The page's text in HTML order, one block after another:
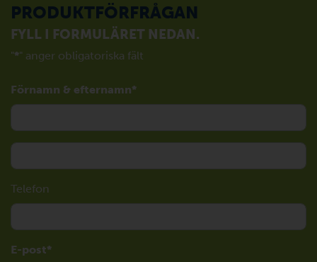
PRODUKTFÖRFRÅGAN
FYLL I FORMULÄRET NEDAN.
"*" anger obligatoriska fält
Förnamn & efternamn
Telefon
E-post